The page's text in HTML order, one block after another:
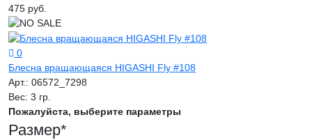
475 руб.
0
Блесна вращающаяся HIGASHI Fly #108
Арт.: 06572_7298
Вес: 3 гр.
Пожалуйста, выберите параметры
Размер*